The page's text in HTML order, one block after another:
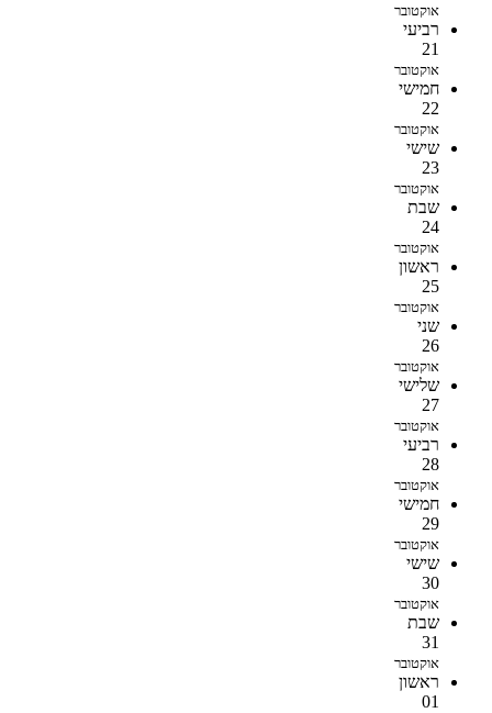
אוקטובר
רביעי
21
אוקטובר
חמישי
22
אוקטובר
שישי
23
אוקטובר
שבת
24
אוקטובר
ראשון
25
אוקטובר
שני
26
אוקטובר
שלישי
27
אוקטובר
רביעי
28
אוקטובר
חמישי
29
אוקטובר
שישי
30
אוקטובר
שבת
31
אוקטובר
ראשון
01